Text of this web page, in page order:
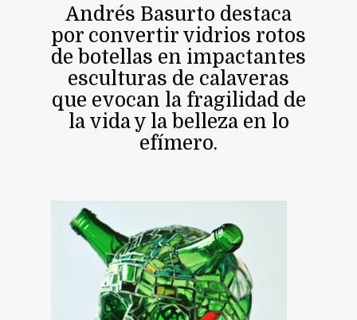
Andrés Basurto destaca
por convertir vidrios rotos
de botellas en impactantes
esculturas de calaveras
que evocan la fragilidad de
la vida y la belleza en lo
efímero.